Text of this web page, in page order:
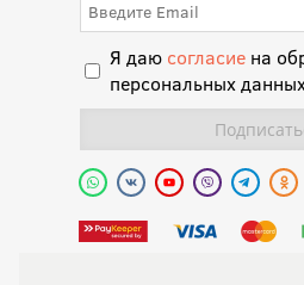
Я даю согласиена
персональных